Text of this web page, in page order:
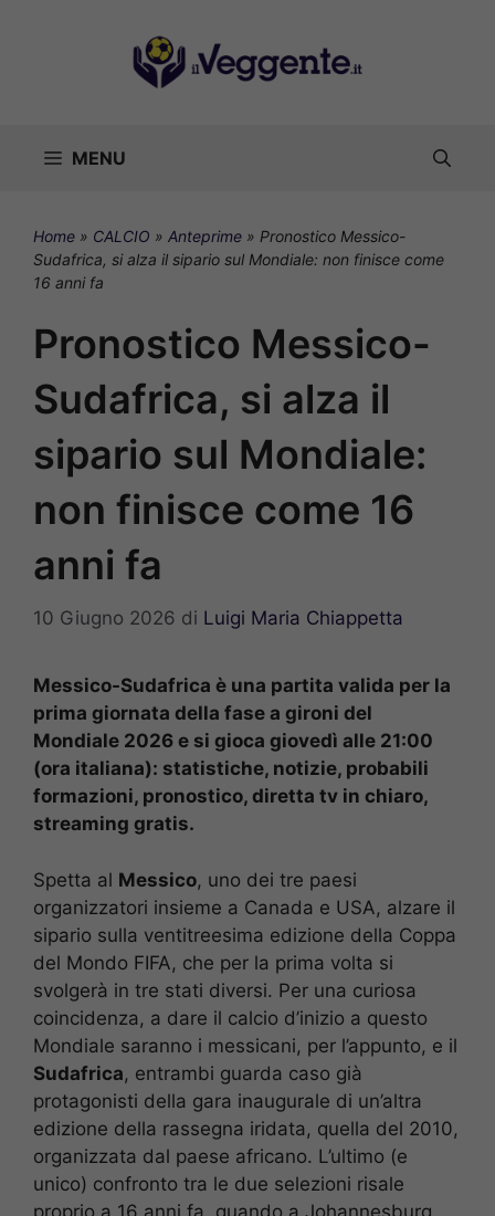
MENU
Home » CALCIO » Anteprime » Pronostico Messico-
Sudafrica, si alza il sipario sul Mondiale: non finisce come
16 anni fa
Pronostico Messico-
Sudafrica, si alza il
sipario sul Mondiale:
non finisce come 16
anni fa
10 Giugno 2026 di Luigi Maria Chiappetta
Messico-Sudafrica è una partita valida per la
prima giornata della fase a gironi del
Mondiale 2026 e si gioca giovedì alle 21:00
(ora italiana): statistiche, notizie, probabili
formazioni, pronostico, diretta tv in chiaro,
streaming gratis.
Spetta al Messico, uno dei tre paesi
organizzatori insieme a Canada e USA, alzare il
sipario sulla ventitreesima edizione della Coppa
del Mondo FIFA, che per la prima volta si
svolgerà in tre stati diversi. Per una curiosa
coincidenza, a dare il calcio d’inizio a questo
Mondiale saranno i messicani, per l’appunto, e il
Sudafrica, entrambi guarda caso già
protagonisti della gara inaugurale di un’altra
edizione della rassegna iridata, quella del 2010,
organizzata dal paese africano. L’ultimo (e
unico) confronto tra le due selezioni risale
proprio a 16 anni fa, quando a Johannesburg